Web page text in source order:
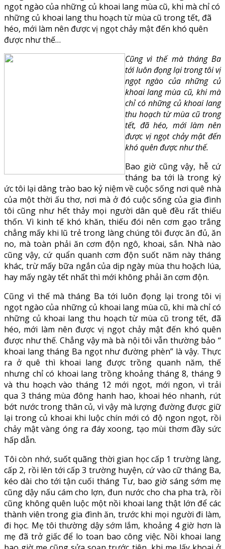
ngọt ngào của những củ khoai lang mùa cũ, khi mà chỉ có
những củ khoai lang thu hoạch từ mùa cũ trong tết, đã
héo, mới làm nên được vị ngọt chảy mật đến khó quên
được như thế…
Cũng vì thế mà tháng Ba
tới luôn đọng lại trong tôi vị
ngọt ngào của những củ
khoai lang mùa cũ, khi mà
chỉ có những củ khoai lang
thu hoạch từ mùa cũ trong
tết, đã héo, mới làm nên
được vị ngọt chảy mật đến
khó quên được như thế.
Bao giờ cũng vậy, hễ cứ
tháng ba tới là trong ký
ức tôi lại dâng trào bao kỷ niệm về cuộc sống nơi quê nhà
của một thời ấu thơ, nơi mà ở đó cuộc sống của gia đình
tôi cũng như hết thảy mọi người dân quê đều rất thiếu
thốn. Vì kinh tế khó khăn, thiếu đói nên cơm gạo trắng
chẳng mấy khi lũ trẻ trong làng chúng tôi được ăn đủ, ăn
no, mà toàn phải ăn cơm độn ngô, khoai, sắn. Nhà nào
cũng vậy, cứ quẩn quanh cơm độn suốt năm này tháng
khác, trừ mấy bữa ngắn của dịp ngày mùa thu hoặch lúa,
hay mấy ngày tết nhất thì mới không phải ăn cơm độn.
Cũng vì thế mà tháng Ba tới luôn đọng lại trong tôi vị
ngọt ngào của những củ khoai lang mùa cũ, khi mà chỉ có
những củ khoai lang thu hoạch từ mùa cũ trong tết, đã
héo, mới làm nên được vị ngọt chảy mật đến khó quên
được như thế. Chẳng vậy mà bà nội tôi vẫn thường bảo “
khoai lang tháng Ba ngọt như đường phèn” là vậy. Thực
ra ở quê thì khoai lang được trồng quanh năm, thế
nhưng chỉ có khoai lang trồng khoảng tháng 8, tháng 9
và thu hoạch vào tháng 12 mới ngọt, mới ngon, vì trải
qua 3 tháng mùa đông hanh hao, khoai héo nhanh, rút
bớt nước trong thân củ, vì vậy mà lượng đường được giữ
lại trong củ khoai khi luộc chín mới có độ ngon ngọt, rồi
chảy mật vàng óng ra đáy xoong, tạo mùi thơm đầy sức
hấp dẫn.
Tôi còn nhớ, suốt quãng thời gian học cấp 1 trường làng,
cấp 2, rồi lên tới cấp 3 trường huyện, cứ vào cữ tháng Ba,
kéo dài cho tới tận cuối tháng Tư, bao giờ sáng sớm mẹ
cũng dậy nấu cám cho lợn, đun nước cho cha pha trà, rồi
cũng không quên luộc một nồi khoai lang thật lớn để các
thành viên trong gia đình ăn, trước khi mọi người đi làm,
đi học. Mẹ tôi thường dậy sớm lắm, khoảng 4 giờ hơn là
mẹ đã trở giấc để lo toan bao công việc. Nồi khoai lang